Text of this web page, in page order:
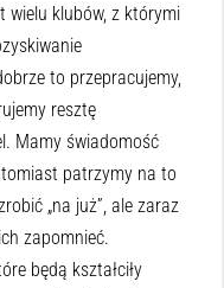
wielu klubów, z którymi
to przepracujemy,
resztę
Mamy świadomość
patrzymy na to
„na już”, ale zaraz
zapomnieć.
będą kształciły